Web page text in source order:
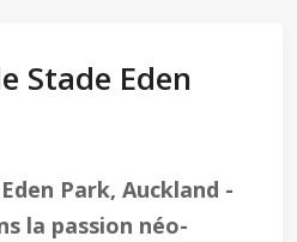
Stade Eden
Park, Auckland -
la passion néo-